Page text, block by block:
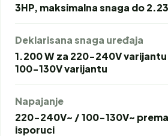
3HP, maksimalna snaga do
Deklarisana snaga uređaja
1.200 W za 220-240V
100-130V varijantu
Napajanje
220-240V~ / 100-130V~
isporuci